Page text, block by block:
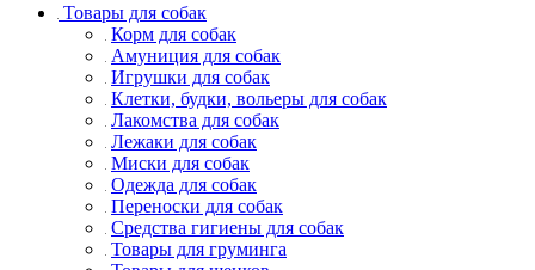
Товары для собак
Корм для собак
Амуниция для собак
Игрушки для собак
Клетки, будки, вольеры для собак
Лакомства для собак
Лежаки для собак
Миски для собак
Одежда для собак
Переноски для собак
Средства гигиены для собак
Товары для груминга